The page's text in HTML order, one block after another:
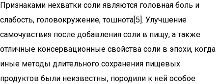
Признаками нехватки соли являются головная боль и
слабость, головокружение, тошнота[5]. Улучшение
самочувствия после добавления соли в пищу, а также
отличные консервационные свойства соли в эпохи, когда
иные методы длительного сохранения пищевых
продуктов были неизвестны, породили к ней особое